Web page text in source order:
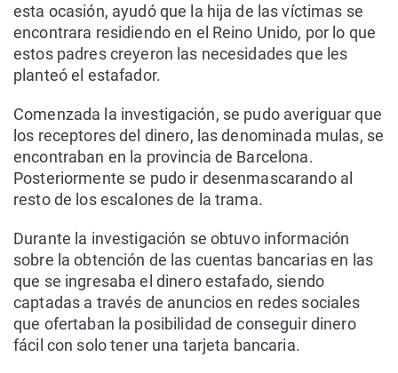
esta ocasión, ayudó que la hija de las víctimas se
encontrara residiendo en el Reino Unido, por lo que
estos padres creyeron las necesidades que les
planteó el estafador.
Comenzada la investigación, se pudo averiguar que
los receptores del dinero, las denominada mulas, se
encontraban en la provincia de Barcelona.
Posteriormente se pudo ir desenmascarando al
resto de los escalones de la trama.
Durante la investigación se obtuvo información
sobre la obtención de las cuentas bancarias en las
que se ingresaba el dinero estafado, siendo
captadas a través de anuncios en redes sociales
que ofertaban la posibilidad de conseguir dinero
fácil con solo tener una tarjeta bancaria.